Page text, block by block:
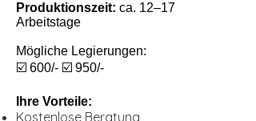
Produktionszeit: ca. 12–17
Arbeitstage
Mögliche Legierungen:
☑️ 600/- ☑️ 950/-
Ihre Vorteile:
Kostenlose Beratung